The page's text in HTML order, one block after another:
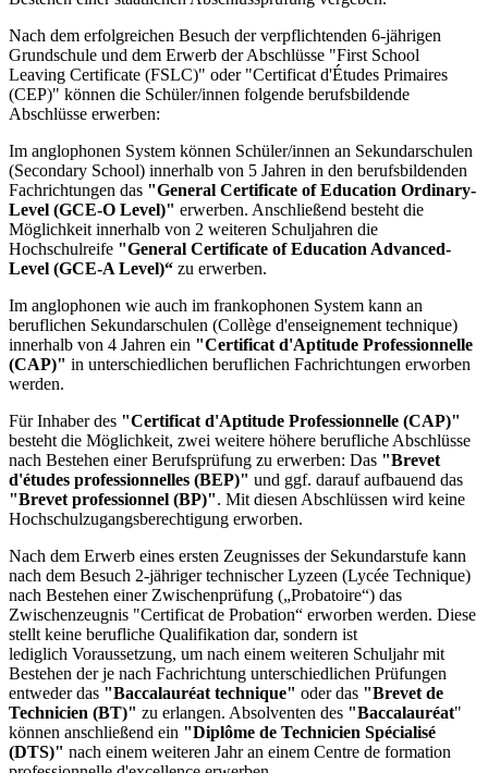
Nach dem erfolgreichen Besuch der verpflichtenden 6-jährigen
Grundschule und dem Erwerb der Abschlüsse "First School
Leaving Certificate (FSLC)" oder "Certificat d'Études Primaires
(CEP)" können die Schüler/innen folgende berufsbildende
Abschlüsse erwerben:
Im anglophonen System können Schüler/innen an Sekundarschulen
(Secondary School) innerhalb von 5 Jahren in den berufsbildenden
Fachrichtungen das "General Certificate of Education Ordinary-
Level (GCE-O Level)" erwerben. Anschließend besteht die
Möglichkeit innerhalb von 2 weiteren Schuljahren die
Hochschulreife "General Certificate of Education Advanced-
Level (GCE-A Level)“ zu erwerben.
Im anglophonen wie auch im frankophonen System kann an
beruflichen Sekundarschulen (Collège d'enseignement technique)
innerhalb von 4 Jahren ein "Certificat d'Aptitude Professionnelle
(CAP)" in unterschiedlichen beruflichen Fachrichtungen erworben
werden.
Für Inhaber des "Certificat d'Aptitude Professionnelle (CAP)"
besteht die Möglichkeit, zwei weitere höhere berufliche Abschlüsse
nach Bestehen einer Berufsprüfung zu erwerben: Das "Brevet
d'études professionnelles (BEP)" und ggf. darauf aufbauend das
"Brevet professionnel (BP)". Mit diesen Abschlüssen wird keine
Hochschulzugangsberechtigung erworben.
Nach dem Erwerb eines ersten Zeugnisses der Sekundarstufe kann
nach dem Besuch 2-jähriger technischer Lyzeen (Lycée Technique)
nach Bestehen einer Zwischenprüfung („Probatoire“) das
Zwischenzeugnis "Certificat de Probation“ erworben werden. Diese
stellt keine berufliche Qualifikation dar, sondern ist
lediglich Voraussetzung, um nach einem weiteren Schuljahr mit
Bestehen der je nach Fachrichtung unterschiedlichen Prüfungen
entweder das "Baccalauréat technique" oder das "Brevet de
Technicien (BT)" zu erlangen. Absolventen des "Baccalauréat"
können anschließend ein "Diplôme de Technicien Spécialisé
(DTS)" nach einem weiteren Jahr an einem Centre de formation